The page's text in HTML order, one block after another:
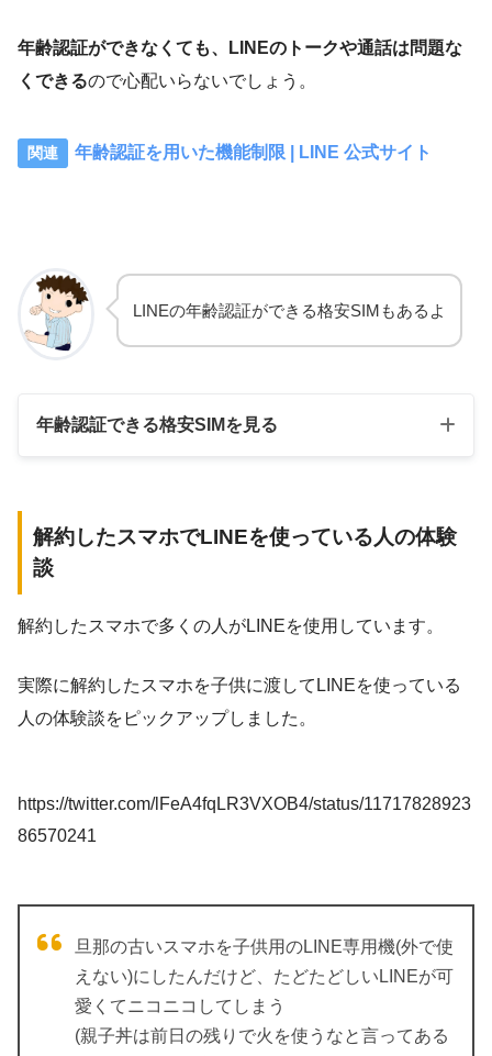
年齢認証ができなくても、LINEのトークや通話は問題な
くできるので心配いらないでしょう。
年齢認証を用いた機能制限 | LINE 公式サイト
LINEの年齢認証ができる格安SIMもあるよ
年齢認証できる格安SIMを見る
LINEMO
ワイモバイル
楽天モバイル
mineo（マイネオ）
イオンモバイル
解約したスマホでLINEを使っている人の体験
談
解約したスマホで多くの人がLINEを使用しています。
実際に解約したスマホを子供に渡してLINEを使っている
人の体験談をピックアップしました。
https://twitter.com/lFeA4fqLR3VXOB4/status/11717828923
86570241
旦那の古いスマホを子供用のLINE専用機(外で使
えない)にしたんだけど、たどたどしいLINEが可
愛くてニコニコしてしまう
(親子丼は前日の残りで火を使うなと言ってある